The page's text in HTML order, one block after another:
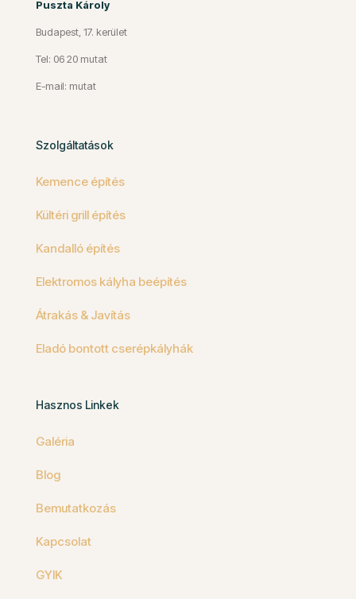
Puszta Károly
Budapest, 17. kerület
Tel: 06 20 mutat
E-mail: mutat
Szolgáltatások
Kemence építés
Kültéri grill építés
Kandalló építés
Elektromos kályha beépítés
Átrakás & Javítás
Eladó bontott cserépkályhák
Hasznos Linkek
Galéria
Blog
Bemutatkozás
Kapcsolat
GYIK